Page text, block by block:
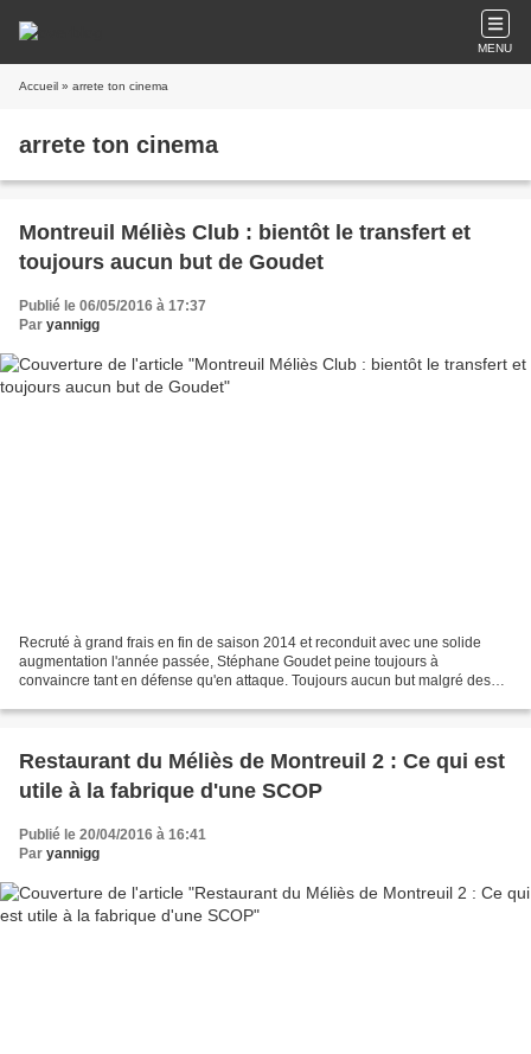
MENU
Accueil » arrete ton cinema
arrete ton cinema
Montreuil Méliès Club : bientôt le transfert et
toujours aucun but de Goudet
Publié le 06/05/2016 à 17:37
Par yannigg
Recruté à grand frais en fin de saison 2014 et reconduit avec une solide
augmentation l'année passée, Stéphane Goudet peine toujours à
convaincre tant en défense qu'en attaque. Toujours aucun but malgré des
Restaurant du Méliès de Montreuil 2 : Ce qui est
utile à la fabrique d'une SCOP
Publié le 20/04/2016 à 16:41
Par yannigg